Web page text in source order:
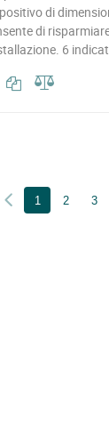
di
di
6
1 2 3